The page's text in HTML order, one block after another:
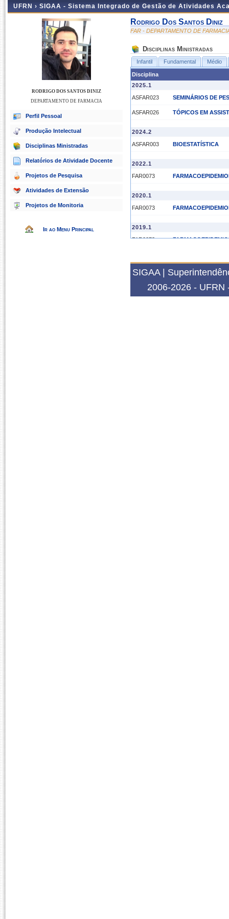
UFRN › SIGAA - Sistema Integrado de Gestão de Atividades
RODRIGO DOS SANTOS DINIZ
DEPARTAMENTO DE FARMACIA
Perfil Pessoal
Produção Intelectual
Disciplinas Ministradas
Relatórios de Atividade Docente
Projetos de Pesquisa
Atividades de Extensão
Projetos de Monitoria
Ir ao Menu Principal
Rodrigo Dos Santos Diniz
FAR - DEPARTAMENTO DE
Disciplinas Ministradas
Infantil Fundamental Médio
Disciplina
2025.1
ASFAR023
SEMINÁRIOS DE
ASFAR026 TÓPICOS EM
2024.2
ASFAR003
BIOESTATÍSTICA
2022.1
FAR0073
2020.1
FAR0073
2019.1
FAR0073
FAR0073
SIGAA |
2006-2026 -